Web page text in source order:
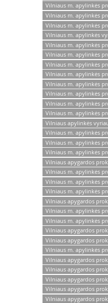
Vilniaus m. apylinkės
Vilniaus m. apylinkės
Vilniaus m. apylinkės
Vilniaus m. apylinkės
Vilniaus m. apylinkės
Vilniaus m. apylinkės
Vilniaus m. apylinkės
Vilniaus m. apylinkės
Vilniaus m. apylinkės
Vilniaus m. apylinkės
Vilniaus m. apylinkės
Vilniaus m. apylinkės
Vilniaus apylinkės
Vilniaus m. apylinkės
Vilniaus m. apylinkės
Vilniaus m. apylinkės
Vilniaus apygardos
Vilniaus m. apylinkės
Vilniaus m. apylinkės
Vilniaus m. apylinkės
Vilniaus apygardos
Vilniaus m. apylinkės
Vilniaus m. apylinkės
Vilniaus apygardos
Vilniaus apygardos
Vilniaus m. apylinkės
Vilniaus apygardos
Vilniaus apygardos
Vilniaus apygardos
Vilniaus apygardos
Vilniaus apygardos